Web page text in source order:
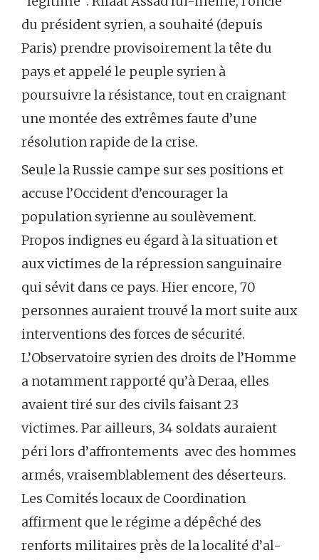
du président syrien, a souhaité (depuis
Paris) prendre provisoirement la tête du
pays et appelé le peuple syrien à
poursuivre la résistance, tout en craignant
une montée des extrêmes faute d’une
résolution rapide de la crise.
Seule la Russie campe sur ses positions et
accuse l’Occident d’encourager la
population syrienne au soulèvement.
Propos indignes eu égard à la situation et
aux victimes de la répression sanguinaire
qui sévit dans ce pays. Hier encore, 70
personnes auraient trouvé la mort suite aux
interventions des forces de sécurité.
L’Observatoire syrien des droits de l’Homme
a notamment rapporté qu’à Deraa, elles
avaient tiré sur des civils faisant 23
victimes. Par ailleurs, 34 soldats auraient
péri lors d’affrontements avec des hommes
armés, vraisemblablement des déserteurs.
Les Comités locaux de Coordination
affirment que le régime a dépêché des
renforts militaires près de la localité d’al-